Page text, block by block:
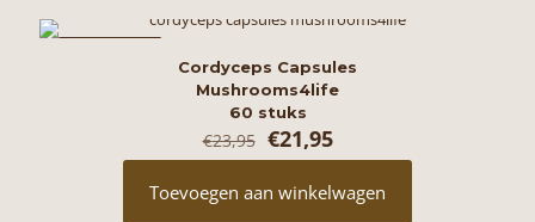
Cordyceps Capsules
Mushrooms4life
60 stuks
€23,95 Oorspronkelijke
prijs
was:
€23,95.
€21,95Huidige
prijs
is:
€21,95.
Toevoegen aan winkelwagen